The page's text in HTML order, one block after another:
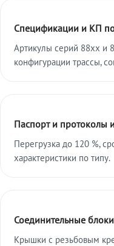
Спецификации и КП
Артикулы серий 88xx и
конфигурации трассы,
Паспорт и протоколы
Перегрузка до 120 %,
характеристики по типу.
Соединительные
Крышки с резьбовым